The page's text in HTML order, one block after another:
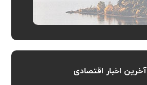
آخرین اخبار اقتصادی